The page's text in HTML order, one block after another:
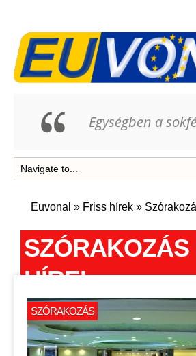
Egységben a
Euvonal » Friss hírek »
SZÓRAKOZÁS
HÍREI
SZÓRAKOZÁS